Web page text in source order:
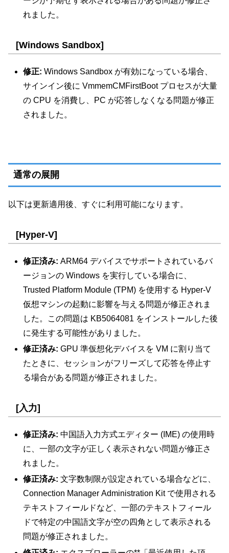
れました。
[Windows Sandbox]
修正: Windows Sandbox が有効になっている場合、
サインイン後に VmmemCMFirstBoot プロセスが大量
の CPU を消費し、PC が応答しなくなる問題が修正
されました。
通常の展開
以下は更新適用後、すぐに利用可能になります。
[Hyper-V]
修正済み: ARM64 デバイスでサポートされているバ
ージョンの Windows を実行している場合に、
Trusted Platform Module (TPM) を使用する Hyper-V
仮想マシンの起動に影響を与える問題が修正されま
した。この問題は KB5064081 をインストールした後
に発生する可能性がありました。
修正済み: GPU 準仮想化デバイスを VM に割り当て
たときに、セッションがフリーズして応答を停止す
る場合がある問題が修正されました。
[入力]
修正済み: 中国語入力方式エディター (IME) の使用時
に、一部の文字が正しく表示されない問題が修正さ
れました。
修正済み: 文字数制限が設定されている場合などに、
Connection Manager Administration Kit で使用される
テキストフィールドなど、一部のテキストフィール
ドで特定の中国語文字が空の四角として表示される
問題が修正されました。